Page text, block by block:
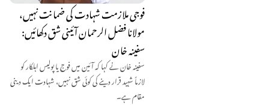
فوجی ملازمت شہادت کی ضمانت نہیں،
مولانا فضل الرحمان آئینی شق دکھائیں:
سفینہ خان
سفینہ خان نے کہا کہ آئین میں فوج یا پولیس اہلکار کو
لازماً شہید قرار دینے کی کوئی شق نہیں، شہادت ایک دینی
مقام ہے۔